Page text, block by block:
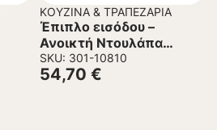
ΚΟΥΖΊΝΑ & ΤΡΑΠΕΖΑΡΊΑ
Έπιπλο εισόδου –
Ανοικτή Ντουλάπα
ARANJA C18085
Μέταλλο Μαύρο &
SKU: 301-10810
54,70 €